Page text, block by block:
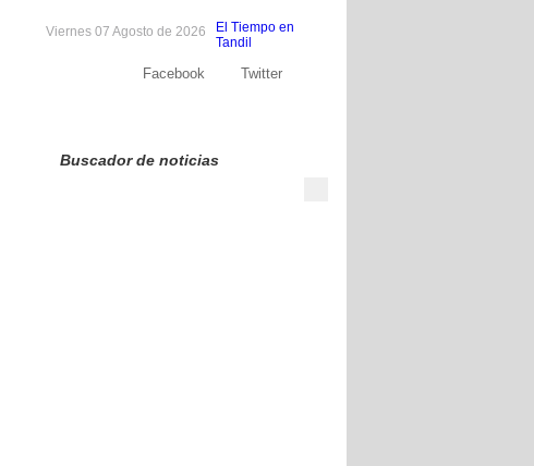
El Tiempo en
Tandil
Viernes 07 Agosto de 2026
Facebook Twitter
Buscador de noticias